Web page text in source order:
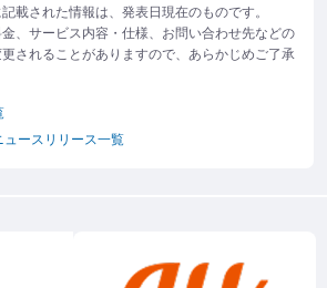
載された情報は、発表日現在のものです。
、サービス内容・仕様、お問い合わせ先などの
されることがありますので、あらかじめご了承
ースリリース一覧